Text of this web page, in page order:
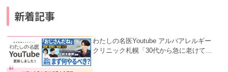
新着記事
わたしの名医Youtube アルバアレルギー
クリニック札幌「30代から急に老けて見
べき3つ」」を公開いたしました。